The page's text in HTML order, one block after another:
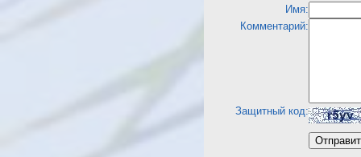
Имя:
Комментарий:
Защитный код: